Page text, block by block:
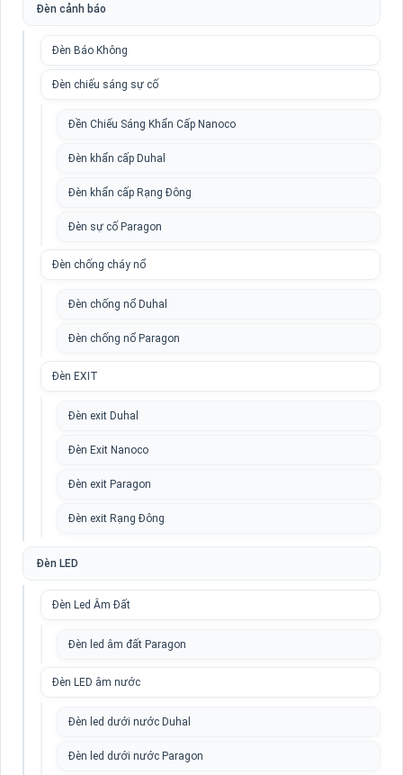
Đèn cảnh báo
Đèn Báo Không
Đèn chiếu sáng sự cố
Đền Chiếu Sáng Khẩn Cấp Nanoco
Đèn khẩn cấp Duhal
Đèn khẩn cấp Rạng Đông
Đèn sự cố Paragon
Đèn chống cháy nổ
Đèn chống nổ Duhal
Đèn chống nổ Paragon
Đèn EXIT
Đèn exit Duhal
Đèn Exit Nanoco
Đèn exit Paragon
Đèn exit Rạng Đông
Đèn LED
Đèn Led Âm Đất
Đèn led âm đất Paragon
Đèn LED âm nước
Đèn led dưới nước Duhal
Đèn led dưới nước Paragon